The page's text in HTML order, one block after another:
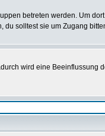
betreten werden. Um
solltest sie um Zugang
wird eine